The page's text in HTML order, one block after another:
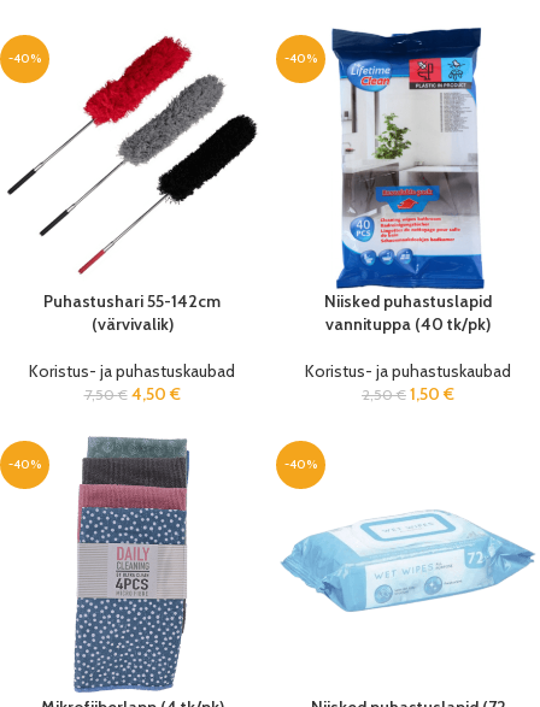
-40%
Puhastushari 55-142cm
(värvivalik)
Koristus- ja puhastuskaubad
7,50€ 4,50 €
-40%
Niisked puhastuslapid
vannituppa (40 tk/pk)
Koristus- ja puhastuskaubad
2,50€ 1,50 €
-40% -40%